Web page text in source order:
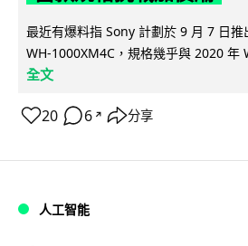
最近有爆料指 Sony 計劃於 9 月 7 日
WH-1000XM4C，規格幾乎與 2020 年
全文
20 6 ↗ 分享
人工智能